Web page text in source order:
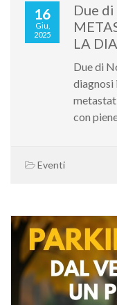
16
Giu,
2025
Due
LA
Due di
diagnosi
con
Eventi